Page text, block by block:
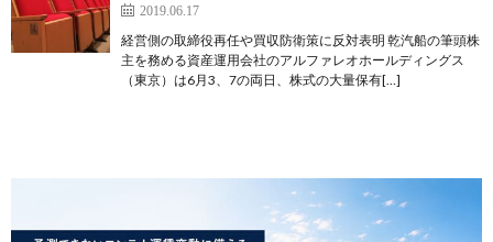
2019.06.17
経営側の取締役再任や買収防衛策に反対表明 乾汽船の筆頭株
主を務める資産運用会社のアルファレオホールディングス
（東京）は6月3、7の両日、株式の大量保有[…]